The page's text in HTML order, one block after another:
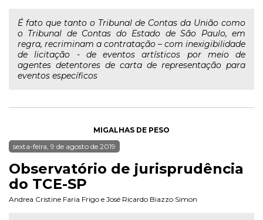
É fato que tanto o Tribunal de Contas da União como
o Tribunal de Contas do Estado de São Paulo, em
regra, recriminam a contratação – com inexigibilidade
de licitação - de eventos artísticos por meio de
agentes detentores de carta de representação para
eventos específicos
MIGALHAS DE PESO
sexta-feira, 9 de agosto de 2019
Observatório de jurisprudência
do TCE-SP
Andrea Cristine Faria Frigo e José Ricardo Biazzo Simon